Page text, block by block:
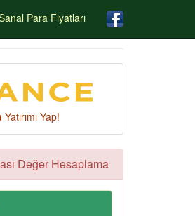
Para Fiyatları
Yatırımı Yap!
Değer Hesaplama